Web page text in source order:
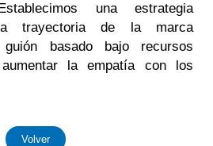
una estrategia
trayectoria de la marca
guión basado bajo recursos
la empatía con los
Volver